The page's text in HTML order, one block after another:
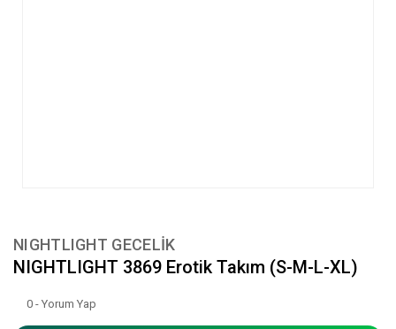
NIGHTLIGHT GECELİK
NIGHTLIGHT 3869 Erotik Takım (S-M-L-XL)
0 - Yorum Yap